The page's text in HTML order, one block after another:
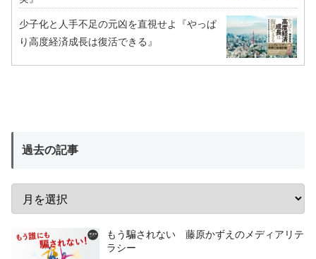
少子化と人手不足の元凶を直視せよ『やっぱ
り高度経済成長は復活できる』
過去の記事
もう騙されない 藤原かずえのメディアリテ
ラシー